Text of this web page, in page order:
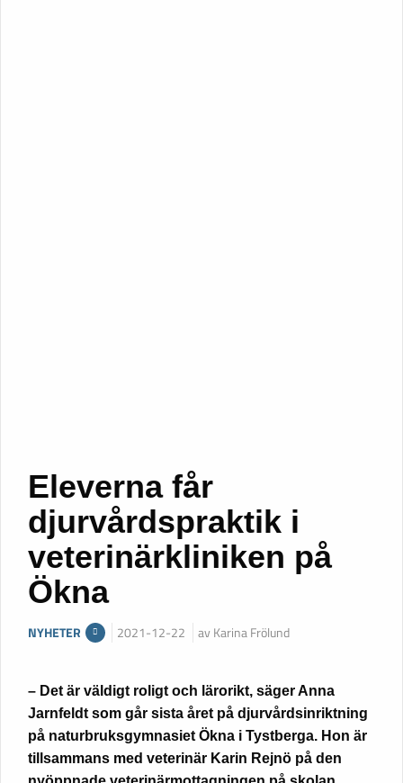
Eleverna får
djurvårdspraktik i
veterinärkliniken på
Ökna
NYHETER 2021-12-22 av Karina Frölund
– Det är väldigt roligt och lärorikt, säger Anna
Jarnfeldt som går sista året på djurvårdsinriktning
på naturbruksgymnasiet Ökna i Tystberga. Hon är
tillsammans med veterinär Karin Rejnö på den